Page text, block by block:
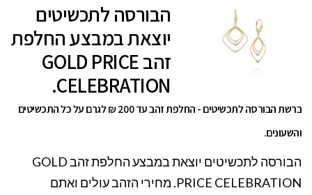
הבורסה לתכשיטים
יוצאת במבצע החלפת
זהב GOLD PRICE
CELEBRATION.
ברשת הבורסה לתכשיטים - החלפת זהב עד 200 ₪ לגרם על כל התכשיטים
והשעונים.
הבורסה לתכשיטים יוצאת במבצע החלפת זהב GOLD
PRICE CELEBRATION. מחירי הזהב עולים ואתם